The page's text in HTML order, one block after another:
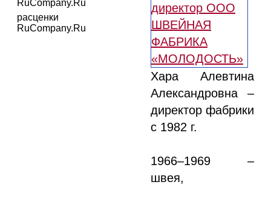
RuCompany.Ru
расценки
RuCompany.Ru
Хара Алевтина
Александровна –
директор фабрики
с 1982 г.
1966–1969 –
швея,